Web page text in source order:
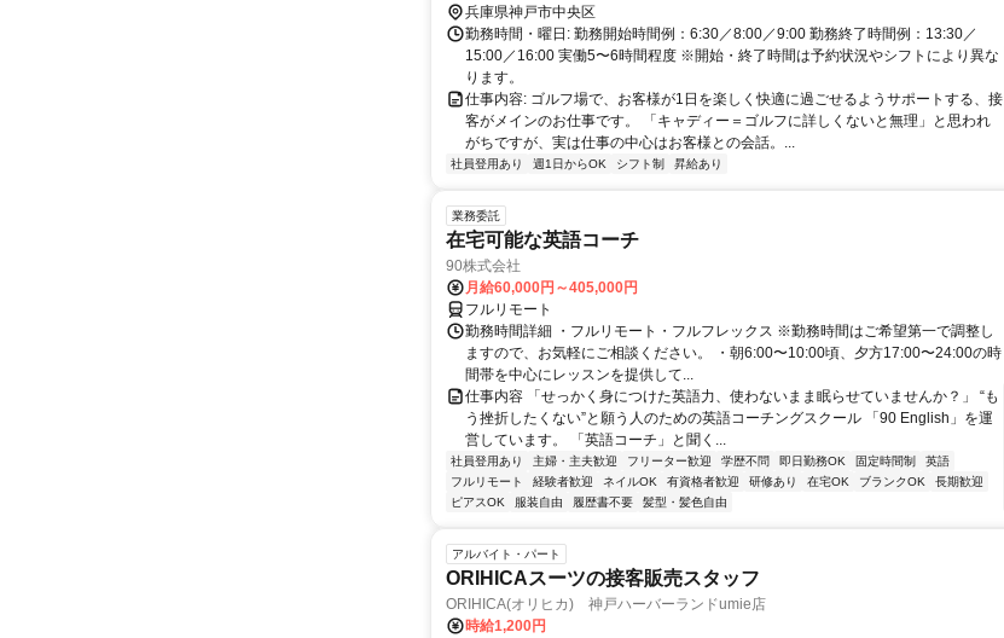
ルートは会社規定により、ご相談のうえ決定します） ■ マイカー通勤OK
兵庫県神戸市中央区
勤務時間・曜日: 勤務開始時間例：6:30／8:00／9:00 勤務終了時間例：13:30／
15:00／16:00 実働5〜6時間程度 ※開始・終了時間は予約状況やシフトにより異な
ります。
仕事内容: ゴルフ場で、お客様が1日を楽しく快適に過ごせるようサポートする、接
客がメインのお仕事です。 「キャディー＝ゴルフに詳しくないと無理」と思われ
がちですが、実は仕事の中心はお客様との会話。...
社員登用あり 週1日からOK シフト制 昇給あり
業務委託
在宅可能な英語コーチ
90株式会社
月給60,000円～405,000円
フルリモート
勤務時間詳細 ・フルリモート・フルフレックス ※勤務時間はご希望第一で調整し
ますので、お気軽にご相談ください。 ・朝6:00〜10:00頃、夕方17:00〜24:00の時
間帯を中心にレッスンを提供して...
仕事内容 「せっかく身につけた英語力、使わないまま眠らせていませんか？」 “も
う挫折したくない”と願う人のための英語コーチングスクール 「90 English」を運
営しています。 「英語コーチ」と聞く...
社員登用あり 主婦・主夫歓迎 フリーター歓迎 学歴不問 即日勤務OK 固定時間制
英語
フルリモート
経験者歓迎 ネイルOK 有資格者歓迎 研修あり 在宅OK ブランクOK
長期歓迎
ピアスOK
服装自由 履歴書不要 髪型・髪色自由
アルバイト・パート
ORIHICAスーツの接客販売スタッフ
ORIHICA(オリヒカ) 神戸ハーバーランドumie店
時給1,200円